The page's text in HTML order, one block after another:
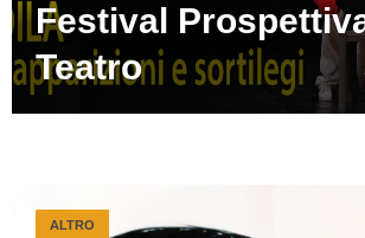
Festival
Teatro
ALTRO